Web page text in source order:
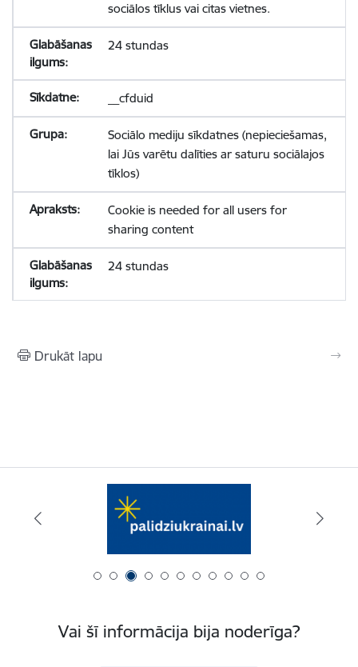
sociālos tīklus vai citas vietnes.
24 stundas
__cfduid
Sociālo mediju sīkdatnes (nepieciešamas,
lai Jūs varētu dalīties ar saturu sociālajos
tīklos)
Cookie is needed for all users for
sharing content
24 stundas
Drukāt lapu
Vai šī informācija bija noderīga?